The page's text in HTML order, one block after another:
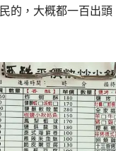
的，大概都一百出